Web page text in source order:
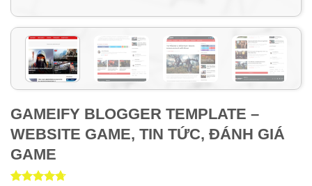
GAMEIFY BLOGGER TEMPLATE –
WEBSITE GAME, TIN TỨC, ĐÁNH GIÁ
GAME